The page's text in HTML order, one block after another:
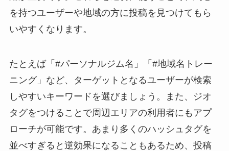
を持つユーザーや地域の方に投稿を見つけてもら
いやすくなります。
たとえば「#パーソナルジム名」「#地域名トレー
ニング」など、ターゲットとなるユーザーが検索
しやすいキーワードを選びましょう。また、ジオ
タグをつけることで周辺エリアの利用者にもアプ
ローチが可能です。あまり多くのハッシュタグを
並べすぎると逆効果になることもあるため、投稿